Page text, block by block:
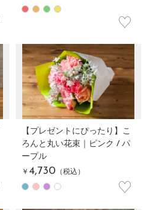
♡
【プレゼントにぴったり】こ
ろんと丸い花束｜ピンク / パ
ープル
￥ 4,730 （税込）
♡